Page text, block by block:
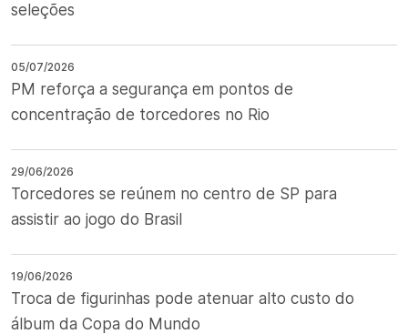
seleções
05/07/2026
PM reforça a segurança em pontos de
concentração de torcedores no Rio
29/06/2026
Torcedores se reúnem no centro de SP para
assistir ao jogo do Brasil
19/06/2026
Troca de figurinhas pode atenuar alto custo do
álbum da Copa do Mundo